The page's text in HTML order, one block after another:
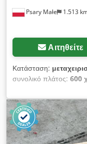
Psary Małe 1.513
Αιτηθείτε
Κατάσταση:
συνολικό πλάτος: 600
σας θα πουλήσω
1000x600x750 mm
τμχ. τιμή 63 ευρώ/